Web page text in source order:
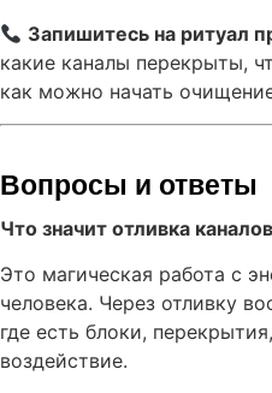
Запишитесь на ритуал
какие каналы перекрыты,
как можно начать
Вопросы и ответы
Что значит отливка
Это магическая работа с
человека. Через отливку
где есть блоки,
воздействие.